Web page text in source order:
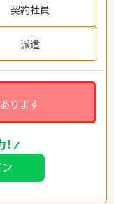
契約社員
派遣
あります